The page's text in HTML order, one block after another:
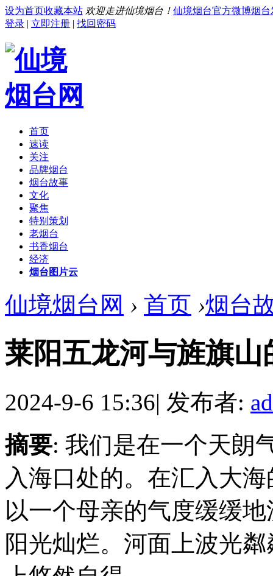
设为首页收藏本站 欢迎走进仙境烟台！ 仙境烟台官方微博烟台
登录 | 立即注册 | 找回密码
首页
速读
关注
品牌烟台
烟台故事
文化
聚焦
特别策划
老烟台
书香烟台
经济
烟台图片云
仙境烟台网 › 首页 ›烟台
莱阳五龙河与旌旗山
2024-9-6 15:36| 发布者:
摘要: 我们是在一个天朗
入海口处的。在汇入大
以一个母亲的气度缓缓
阳光灿烂。河面上波光